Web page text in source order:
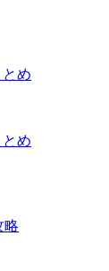
め
め
略